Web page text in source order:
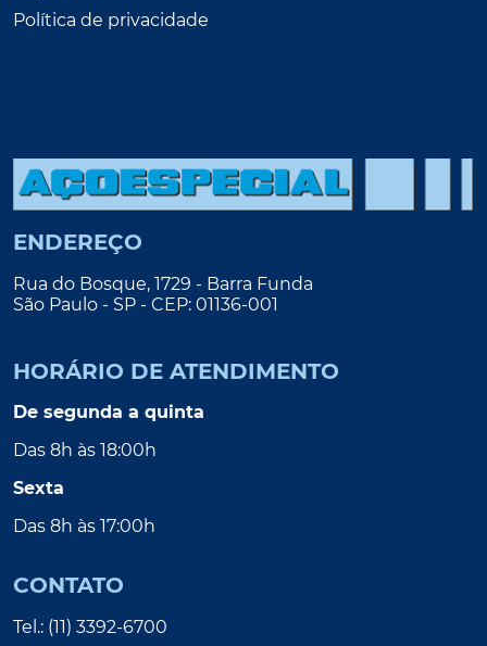
Política de privacidade
ENDEREÇO
Rua do Bosque, 1729 - Barra Funda
São Paulo - SP - CEP: 01136-001
HORÁRIO DE ATENDIMENTO
De segunda a quinta
Das 8h às 18:00h
Sexta
Das 8h às 17:00h
CONTATO
Tel.: (11) 3392-6700